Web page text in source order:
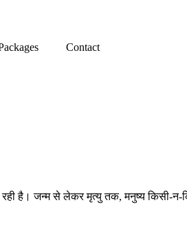
Contact
है। जन्म से लेकर मृत्यु तक, मनुष्य किसी-